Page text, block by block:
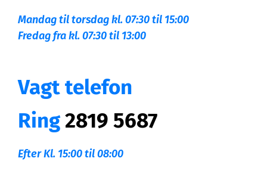
Mandag til torsdag kl. 07:30 til 15:00
Fredag fra kl. 07:30 til 13:00
Vagt telefon
Ring2819 5687
Efter Kl. 15:00 til 08:00